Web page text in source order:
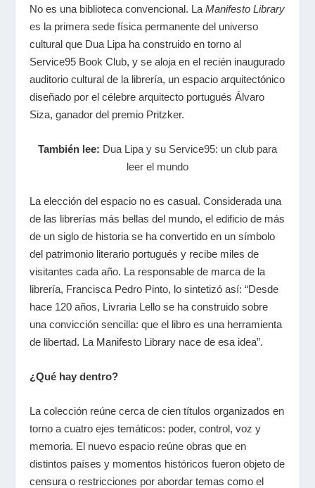
No es una biblioteca convencional. LaManifesto Library
es la primera sede física permanente del universo
cultural que Dua Lipa ha construido en torno al
Service95 Book Club, y se aloja en el recién inaugurado
auditorio cultural de la librería, un espacio arquitectónico
diseñado por el célebre arquitecto portugués Álvaro
Siza, ganador del premio Pritzker.
También lee: Dua Lipa y su Service95: un club para
leer el mundo
La elección del espacio no es casual. Considerada una
de las librerías más bellas del mundo, el edificio de más
de un siglo de historia se ha convertido en un símbolo
del patrimonio literario portugués y recibe miles de
visitantes cada año. La responsable de marca de la
librería, Francisca Pedro Pinto, lo sintetizó así: “Desde
hace 120 años, Livraria Lello se ha construido sobre
una convicción sencilla: que el libro es una herramienta
de libertad. La Manifesto Library nace de esa idea”.
¿Qué hay dentro?
La colección reúne cerca de cien títulos organizados en
torno a cuatro ejes temáticos: poder, control, voz y
memoria. El nuevo espacio reúne obras que en
distintos países y momentos históricos fueron objeto de
censura o restricciones por abordar temas como el